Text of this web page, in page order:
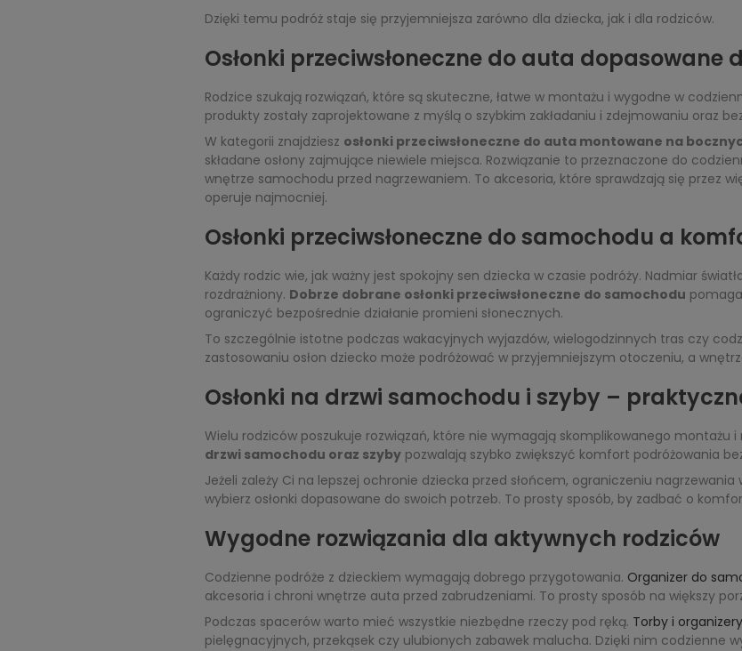
Dzięki temu podróż staje się przyjemniejsza zarówno dla dziecka, jak i dla rodziców.
Osłonki przeciwsłoneczne do auta dopasowane
Rodzice szukają rozwiązań, które są skuteczne, łatwe w montażu i wygodne w
produkty zostały zaprojektowane z myślą o szybkim zakładaniu i zdejmowaniu oraz
W kategorii znajdziesz osłonki przeciwsłoneczne do auta montowane na
składane osłony zajmujące niewiele miejsca. Rozwiązanie to przeznaczone do
wnętrze samochodu przed nagrzewaniem. To akcesoria, które sprawdzają się przez
operuje najmocniej.
Osłonki przeciwsłoneczne do samochodu a
Każdy rodzic wie, jak ważny jest spokojny sen dziecka w czasie podróży. Nadmiar
rozdrażniony. Dobrze dobrane osłonki przeciwsłoneczne do samochodu
ograniczyć bezpośrednie działanie promieni słonecznych.
To szczególnie istotne podczas wakacyjnych wyjazdów, wielogodzinnych tras czy
zastosowaniu osłon dziecko może podróżować w przyjemniejszym otoczeniu, a
Osłonki na drzwi samochodu i szyby –
Wielu rodziców poszukuje rozwiązań, które nie wymagają skomplikowanego montażu
drzwi samochodu oraz szybypozwalają szybko zwiększyć komfort podróżowania
Jeżeli zależy Ci na lepszej ochronie dziecka przed słońcem, ograniczeniu
wybierz osłonki dopasowane do swoich potrzeb. To prosty sposób, by zadbać o
Wygodne rozwiązania dla aktywnych rodziców
Codzienne podróże z dzieckiem wymagają dobrego przygotowania. Organizer do
akcesoria i chroni wnętrze auta przed zabrudzeniami. To prosty sposób na większy
Podczas spacerów warto mieć wszystkie niezbędne rzeczy pod ręką. Torby i
pielęgnacyjnych, przekąsek czy ulubionych zabawek malucha. Dzięki nim codzienne